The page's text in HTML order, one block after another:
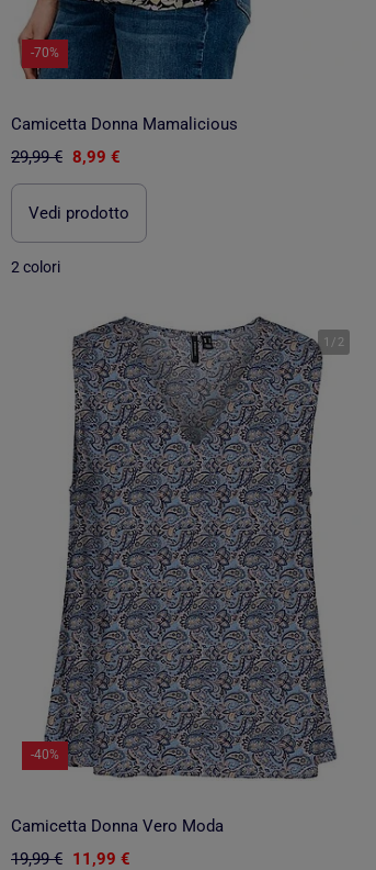
-70%
Camicetta Donna Mamalicious
29,99 € 8,99 €
Vedi prodotto
2 colori
1 / 2
-40%
Camicetta Donna Vero Moda
19,99 € 11,99 €